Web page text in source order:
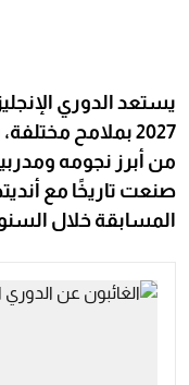
2027 بملامح
من أبرز نجومه
صنعت تاريخًا مع
المسابقة خلال